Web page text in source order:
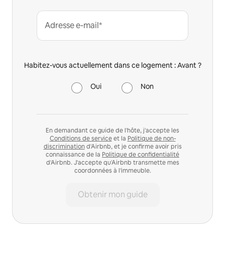
Adresse e-mail*
Habitez-vous actuellement dans ce logement : Avant ?
Oui Non
En demandant ce guide de l'hôte, j'accepte les
Conditions de serviceet la Politique de non-
discrimination d'Airbnb, et je confirme avoir pris
connaissance de la Politique de confidentialité
d'Airbnb. J'accepte qu'Airbnb transmette mes
coordonnées à l'immeuble.
Obtenir mon guide